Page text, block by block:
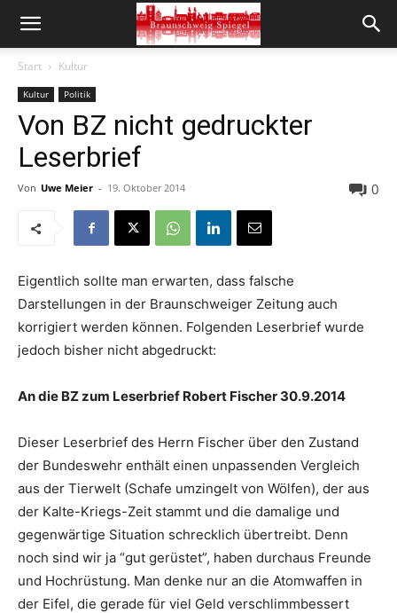
Start Kultur
Kultur Politik
Von BZ nicht gedruckter
Leserbrief
Von Uwe Meier - 19. Oktober 2014 0
Eigentlich sollte man erwarten, dass falsche
Darstellungen in der Braunschweiger Zeitung auch
korrigiert werden können. Folgenden Leserbrief wurde
jedoch bisher nicht abgedruckt:
An die BZ zum Leserbrief Robert Fischer 30.9.2014
Dieser Leserbrief des Herrn Fischer über den Zustand
der Bundeswehr enthält einen unpassenden Vergleich
aus der Tierwelt (Schafe umzingelt von Wölfen), der aus
der Kalte-Kriegs-Zeit stammt und die damalige und
gegenwärtige Situation schrecklich übertreibt. Denn
noch sind wir ja “gut gerüstet”, haben durchaus Freunde
und Hochrüstung. Man denke nur an die Atomwaffen in
der Eifel, die gerade für viel Geld verschlimmbessert